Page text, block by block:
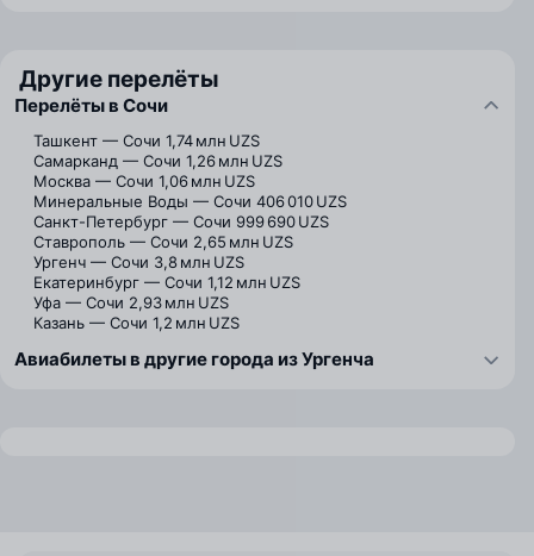
Другие перелёты
Перелёты в Сочи
Ташкент — Сочи 1,74 млн UZS
Самарканд — Сочи 1,26 млн UZS
Москва — Сочи 1,06 млн UZS
Минеральные Воды — Сочи 406 010 UZS
Санкт-Петербург — Сочи 999 690 UZS
Ставрополь — Сочи 2,65 млн UZS
Ургенч — Сочи 3,8 млн UZS
Екатеринбург — Сочи 1,12 млн UZS
Уфа — Сочи 2,93 млн UZS
Казань — Сочи 1,2 млн UZS
Авиабилеты в другие города из Ургенча